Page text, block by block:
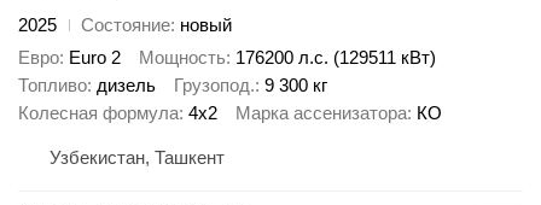
2025
Состояние новый
Евро Euro 2 Мощность 176200 л.с. (129511 кВт)
Топливо дизель Грузопод. 9 300 кг
Колесная формула 4x2 Марка ассенизатора КО
Узбекистан, Ташкент